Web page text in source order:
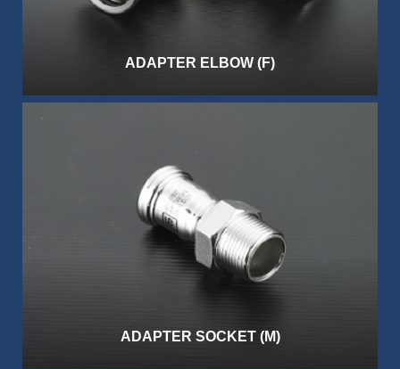
ADAPTER ELBOW (F)
ADAPTER SOCKET (M)